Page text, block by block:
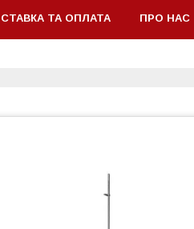
ТА ОПЛАТА ПРО НАС